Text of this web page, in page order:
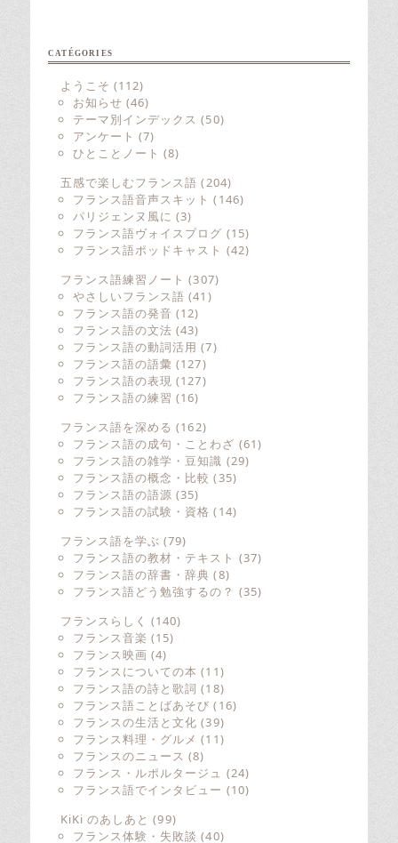
CATÉGORIES
ようこそ (112)
お知らせ (46)
テーマ別インデックス (50)
アンケート (7)
ひとことノート (8)
五感で楽しむフランス語 (204)
フランス語音声スキット (146)
パリジェンヌ風に (3)
フランス語ヴォイスブログ (15)
フランス語ポッドキャスト (42)
フランス語練習ノート (307)
やさしいフランス語 (41)
フランス語の発音 (12)
フランス語の文法 (43)
フランス語の動詞活用 (7)
フランス語の語彙 (127)
フランス語の表現 (127)
フランス語の練習 (16)
フランス語を深める (162)
フランス語の成句・ことわざ (61)
フランス語の雑学・豆知識 (29)
フランス語の概念・比較 (35)
フランス語の語源 (35)
フランス語の試験・資格 (14)
フランス語を学ぶ (79)
フランス語の教材・テキスト (37)
フランス語の辞書・辞典 (8)
フランス語どう勉強するの？ (35)
フランスらしく (140)
フランス音楽 (15)
フランス映画 (4)
フランスについての本 (11)
フランス語の詩と歌詞 (18)
フランス語ことばあそび (16)
フランスの生活と文化 (39)
フランス料理・グルメ (11)
フランスのニュース (8)
フランス・ルポルタージュ (24)
フランス語でインタビュー (10)
KiKi のあしあと (99)
フランス体験・失敗談 (40)